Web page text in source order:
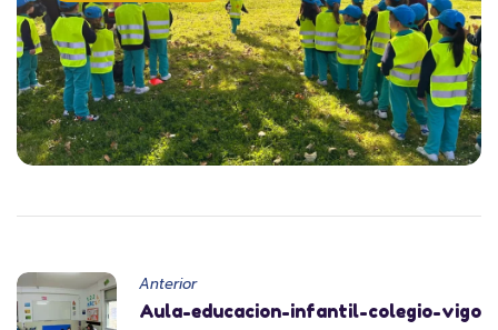
Anterior
Aula-educacion-infantil-colegio-vigo